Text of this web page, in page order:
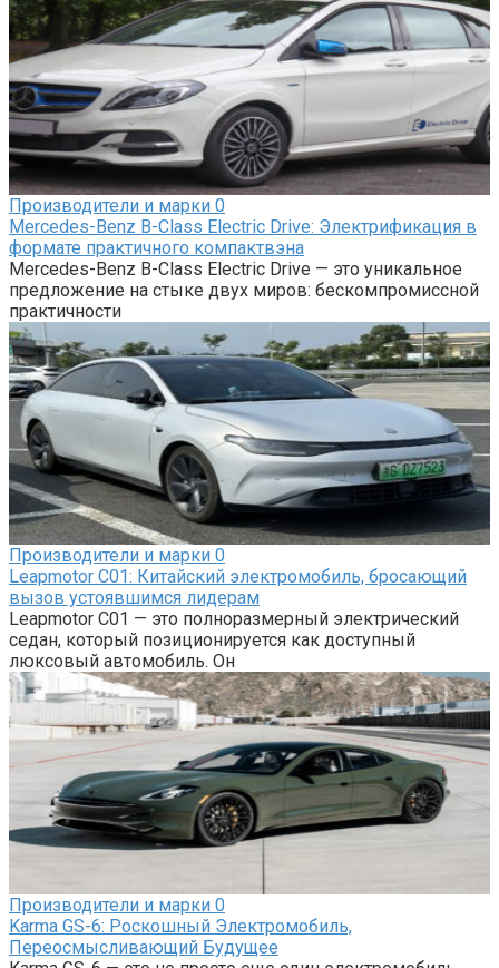
Производители и марки 0
Mercedes-Benz B-Class Electric Drive: Электрификация в
формате практичного компактвэна
Mercedes-Benz B-Class Electric Drive — это уникальное
предложение на стыке двух миров: бескомпромиссной
практичности
Производители и марки 0
Leapmotor C01: Китайский электромобиль, бросающий
вызов устоявшимся лидерам
Leapmotor C01 — это полноразмерный электрический
седан, который позиционируется как доступный
люксовый автомобиль. Он
Производители и марки 0
Karma GS-6: Роскошный Электромобиль,
Переосмысливающий Будущее